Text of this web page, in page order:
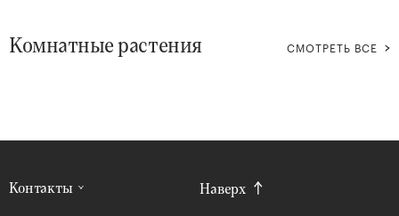
Комнатные растения СМОТРЕТЬ ВСЕ
Контакты Наверх